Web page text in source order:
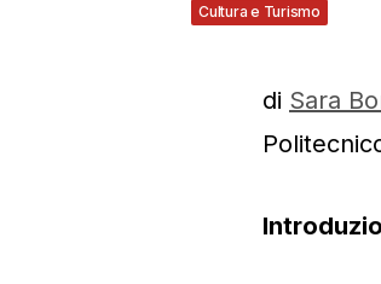
Cultura e Turismo
30
di Sara